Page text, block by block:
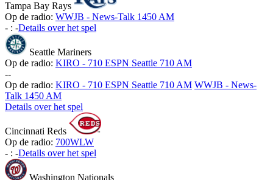
Tampa Bay Rays
Op de radio: WWJB - News-Talk 1450 AM
- : -Details over het spel
Seattle Mariners
Op de radio: KIRO - 710 ESPN Seattle 710 AM
--
Op de radio: KIRO - 710 ESPN Seattle 710 AM WWJB - News-
Talk 1450 AM
Details over het spel
Cincinnati Reds
Op de radio: 700WLW
- : -Details over het spel
Washington Nationals